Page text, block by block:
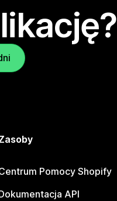
Pomocy Shopify
API